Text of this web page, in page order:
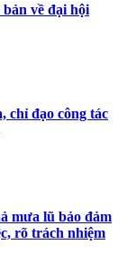
về đại hội
chỉ đạo công tác
mưa lũ bảo đảm
rõ trách nhiệm